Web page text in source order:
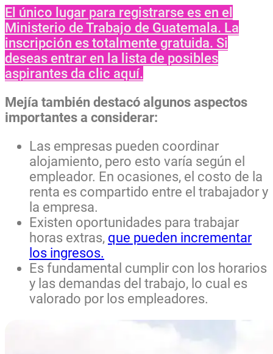
El único lugar para registrarse es en el
Ministerio de Trabajo de Guatemala. La
inscripción es totalmente gratuida. Si
deseas entrar en la lista de posibles
aspirantes da clic aquí.
Mejía también destacó algunos aspectos
importantes a considerar:
Las empresas pueden coordinar
alojamiento, pero esto varía según el
empleador. En ocasiones, el costo de la
renta es compartido entre el trabajador y
la empresa.
Existen oportunidades para trabajar
horas extras, que pueden incrementar
los ingresos.
Es fundamental cumplir con los horarios
y las demandas del trabajo, lo cual es
valorado por los empleadores.